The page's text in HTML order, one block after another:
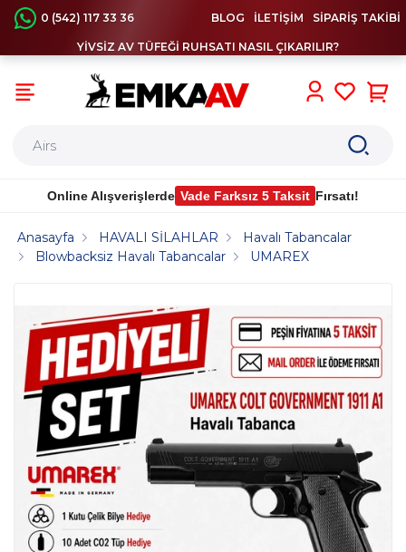
0 (542) 117 33 36 BLOG İLETİŞİM SİPARİŞ TAKİBİ
YİVSİZ AV TÜFEĞİ RUHSATI NASIL ÇIKARILIR?
Online Alışverişlerde Vade Farksız 5 Taksit Fırsatı!
Anasayfa HAVALI SİLAHLAR
Havalı Tabancalar
Blowbacksiz Havalı Tabancalar
UMAREX